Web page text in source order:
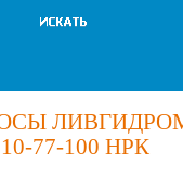
77-100 НРК